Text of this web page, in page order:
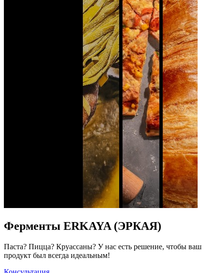
Ферменты ERKAYA (ЭРКАЯ)
Паста? Пицца? Круассаны? У нас есть решение, чтобы ваш
продукт был всегда идеальным!